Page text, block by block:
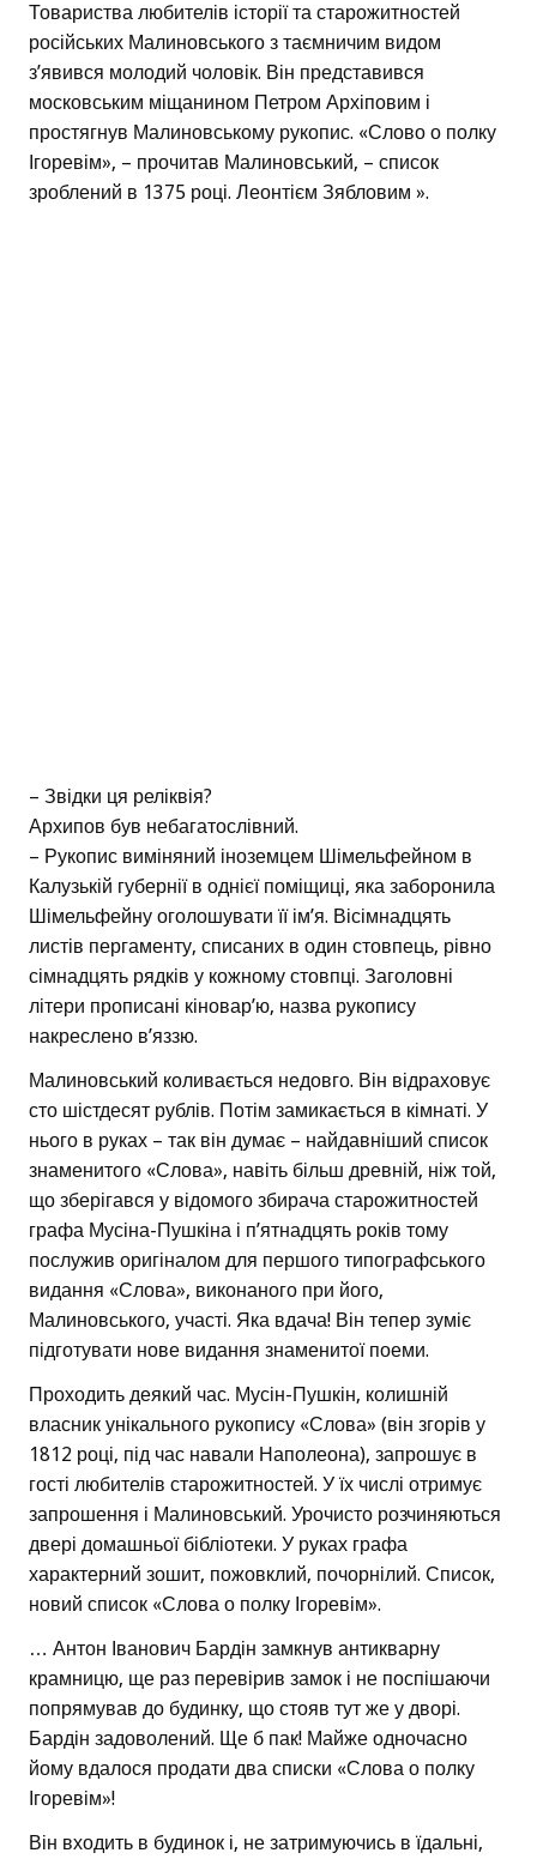
Товариства любителів історії та старожитностей
російських Малиновського з таємничим видом
з’явився молодий чоловік. Він представився
московським міщанином Петром Архіповим і
простягнув Малиновському рукопис. «Слово о полку
Ігоревім», – прочитав Малиновський, – список
зроблений в 1375 році. Леонтієм Зябловим ».
– Звідки ця реліквія?
Архипов був небагатослівний.
– Рукопис виміняний іноземцем Шімельфейном в
Калузькій губернії в однієї поміщиці, яка заборонила
Шімельфейну оголошувати її ім’я. Вісімнадцять
листів пергаменту, списаних в один стовпець, рівно
сімнадцять рядків у кожному стовпці. Заголовні
літери прописані кіновар’ю, назва рукопису
накреслено в’яззю.
Малиновський коливається недовго. Він відраховує
сто шістдесят рублів. Потім замикається в кімнаті. У
нього в руках – так він думає – найдавніший список
знаменитого «Слова», навіть більш древній, ніж той,
що зберігався у відомого збирача старожитностей
графа Мусіна-Пушкіна і п’ятнадцять років тому
послужив оригіналом для першого типографського
видання «Слова», виконаного при його,
Малиновського, участі. Яка вдача! Він тепер зуміє
підготувати нове видання знаменитої поеми.
Проходить деякий час. Мусін-Пушкін, колишній
власник унікального рукопису «Слова» (він згорів у
1812 році, під час навали Наполеона), запрошує в
гості любителів старожитностей. У їх числі отримує
запрошення і Малиновський. Урочисто розчиняються
двері домашньої бібліотеки. У руках графа
характерний зошит, пожовклий, почорнілий. Список,
новий список «Слова о полку Ігоревім».
… Антон Іванович Бардін замкнув антикварну
крамницю, ще раз перевірив замок і не поспішаючи
попрямував до будинку, що стояв тут же у дворі.
Бардін задоволений. Ще б пак! Майже одночасно
йому вдалося продати два списки «Слова о полку
Ігоревім»!
Він входить в будинок і, не затримуючись в їдальні,